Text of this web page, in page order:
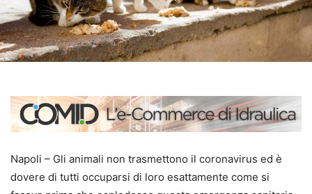
Napoli – Gli animali non trasmettono il coronavirus ed è
dovere di tutti occuparsi di loro esattamente come si